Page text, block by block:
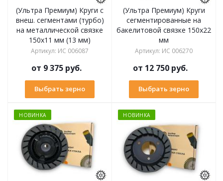
(Ультра Премиум) Круги с
внеш. сегментами (турбо)
на металлической связке
150х11 мм (13 мм)
Артикул: ИС 006087
от 9 375 руб.
Выбрать зерно
(Ультра Премиум) Круги
сегментированные на
бакелитовой связке 150х22
мм
Артикул: ИС 006270
от 12 750 руб.
Выбрать зерно
НОВИНКА НОВИНКА